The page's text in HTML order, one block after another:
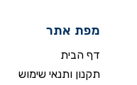
מפת אתר
דף הבית
תקנון ותנאי שימוש